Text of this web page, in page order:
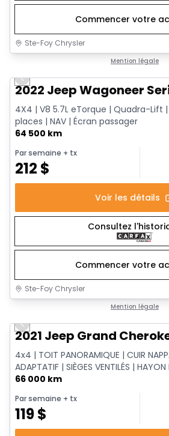
Commencer votre
Ste-Foy Chrysler
Mention légale
Previous slide
2022 Jeep Wagoneer
4X4 | V8 5.7L eTorque | Quadra-Lift
places | NAV | Écran passager
64 500 km
Par semaine + tx
212 $
Voir les détails
Consultez
Commencer votre
Ste-Foy Chrysler
Mention légale
Previous slide
2021 Jeep Grand
4x4 | TOIT PANORAMIQUE | CUIR
ADAPTATIF | SIÈGES VENTILÉS | HAYON
66 000 km
Par semaine + tx
119$